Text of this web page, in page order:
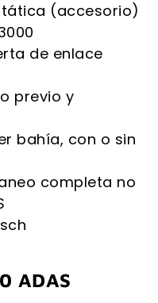
(accesorio)
de enlace
previo y
bahía, con o sin
completa no
ADAS